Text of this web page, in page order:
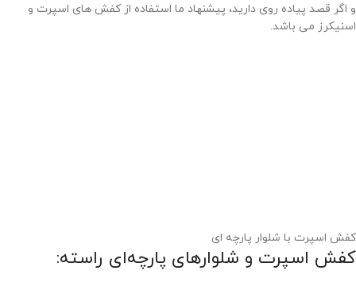
و اگر قصد پیاده روی دارید، پیشنهاد ما استفاده از کفش های اسپرت و
اسنیکرز می باشد.
کفش اسپرت با شلوار پارچه ای
کفش اسپرت و شلوار‌های پارچه‌ای راسته: